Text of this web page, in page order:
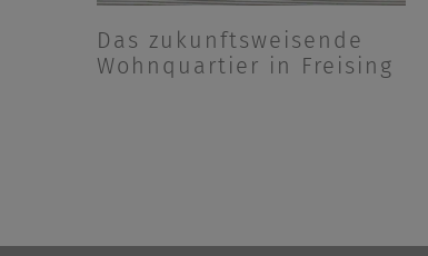
Das zukunftsweisende
Wohnquartier in Freising